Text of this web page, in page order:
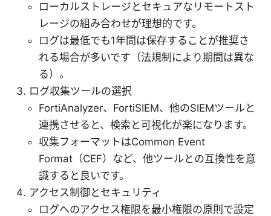
ローカルストレージとセキュアなリモートスト
レージの組み合わせが理想的です。
ログは最低でも1年間は保存することが推奨さ
れる場合が多いです（法規制により期間は異な
る）。
ログ収集ツールの選択
FortiAnalyzer、FortiSIEM、他のSIEMツールと
連携させると、検索と可視化が楽になります。
収集フォーマットはCommon Event
Format（CEF）など、他ツールとの互換性を意
識すると良いです。
アクセス制御とセキュリティ
ログへのアクセス権限を最小権限の原則で設定